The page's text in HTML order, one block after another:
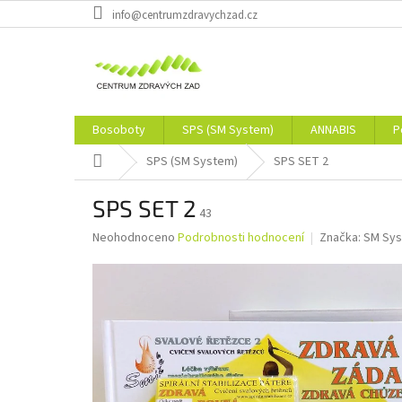
na
info@centrumzdravychzad.cz
Bosoboty SPS (SM System) ANNABIS
Domů SPS (SM System) SPS SET 2
SPS SET 2 43
Průměrné
hvězdiček.
Neohodnoceno Podrobnosti hodnocení Značka: SM